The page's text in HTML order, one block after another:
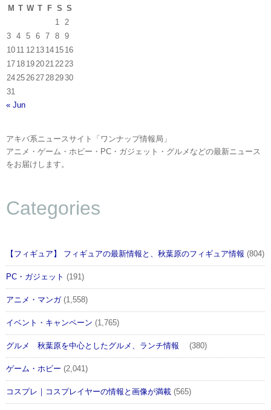
M T W T F S S
1
2
3
4 5 6 7 8
9
10 11 12 13 14 15 16
17 18 19 20 21 22 23
24 25 26 27 28 2930
31
« Jun
アキバ系ニュースサイト「ワンナップ情報局」
アニメ・ゲーム・ホビー・PC・ガジェット・グルメなどの最新ニュース
をお届けします。
Categories
【フィギュア】 フィギュアの最新情報と、秋葉原のフィギュア情報 (804)
PC・ガジェット (191)
アニメ・マンガ(1,558)
イベント・キャンペーン (1,765)
グルメ 秋葉原を中心としたグルメ、ランチ情報 (380)
ゲーム・ホビー (2,041)
コスプレ｜コスプレイヤーの情報と画像が満載 (565)